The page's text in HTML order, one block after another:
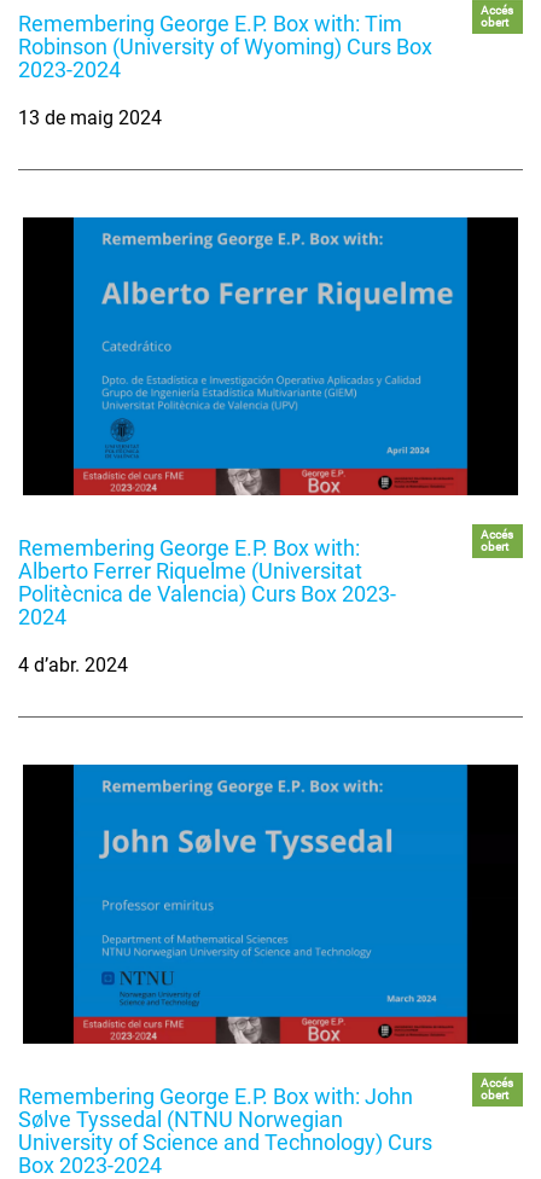
Remembering George E.P. Box with: Tim
Robinson (University of Wyoming) Curs Box
2023-2024
Accés
obert
13 de maig 2024
Remembering George E.P. Box with:
Alberto Ferrer Riquelme (Universitat
Politècnica de Valencia) Curs Box 2023-
2024
Accés
obert
4 d’abr. 2024
Remembering George E.P. Box with: John
Sølve Tyssedal (NTNU Norwegian
University of Science and Technology) Curs
Box 2023-2024
Accés
obert